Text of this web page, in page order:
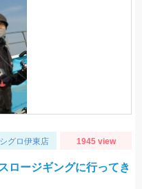
グロ伊東店 1945 view
ロージギングに行ってき